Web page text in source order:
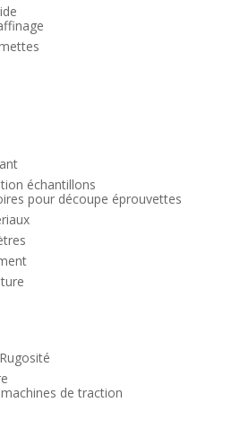
échantillons
pour découpe éprouvettes
de traction